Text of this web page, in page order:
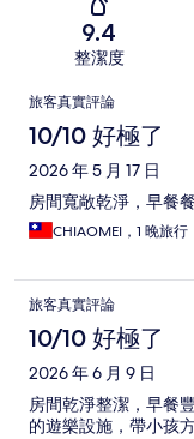
9.4
整潔度
評
論
旅客真實評論
10/10 好極了
2026 年 5 月 17 日
房間寬敞乾淨，早餐
CHIAOMEI，1 晚旅行
旅客真實評論
10/10 好極了
2026 年 6 月 9 日
房間乾淨整潔，早餐
的遊樂設施，帶小孩